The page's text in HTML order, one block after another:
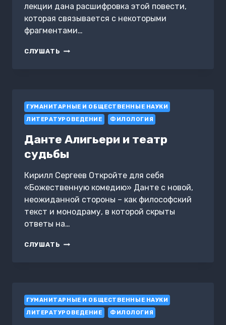
лекции дана расшифровка этой повести,
которая связывается с некоторыми
фрагментами…
СЛУШАТЬ ПУТЕШЕСТВИЕ
ГУМАНИТАРНЫЕ И ОБЩЕСТВЕННЫЕ НАУКИ
ЛИТЕРАТУРОВЕДЕНИЕ
ФИЛОЛОГИЯ
Данте Алигьери и театр
судьбы
Кирилл Сергеев Откройте для себя
«Божественную комедию» Данте с новой,
неожиданной стороны – как философский
текст и монодраму, в которой скрыты
ответы на…
СЛУШАТЬ ДАНТЕ
ГУМАНИТАРНЫЕ И ОБЩЕСТВЕННЫЕ НАУКИ
ЛИТЕРАТУРОВЕДЕНИЕ
ФИЛОЛОГИЯ